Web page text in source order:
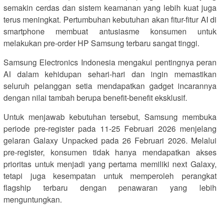
semakin cerdas dan sistem keamanan yang lebih kuat juga
terus meningkat. Pertumbuhan kebutuhan akan fitur-fitur AI di
smartphone membuat antusiasme konsumen untuk
melakukan pre-order HP Samsung terbaru sangat tinggi.
Samsung Electronics Indonesia mengakui pentingnya peran
AI dalam kehidupan sehari-hari dan ingin memastikan
seluruh pelanggan setia mendapatkan gadget incarannya
dengan nilai tambah berupa benefit-benefit eksklusif.
Untuk menjawab kebutuhan tersebut, Samsung membuka
periode pre-register pada 11-25 Februari 2026 menjelang
gelaran Galaxy Unpacked pada 26 Februari 2026. Melalui
pre-register, konsumen tidak hanya mendapatkan akses
prioritas untuk menjadi yang pertama memiliki next Galaxy,
tetapi juga kesempatan untuk memperoleh perangkat
flagship terbaru dengan penawaran yang lebih
menguntungkan.